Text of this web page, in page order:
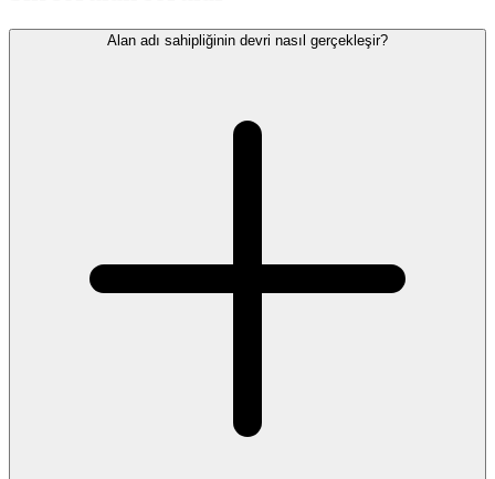
Alan adı sahipliğinin devri nasıl gerçekleşir?